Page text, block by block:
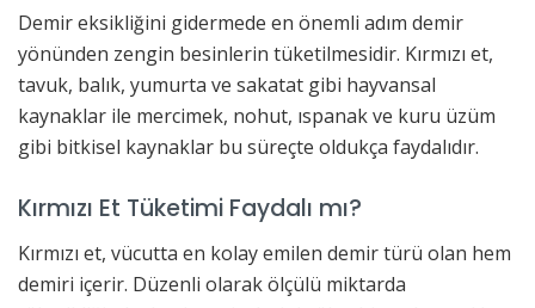
Demir eksikliğini gidermede en önemli adım demir
yönünden zengin besinlerin tüketilmesidir. Kırmızı et,
tavuk, balık, yumurta ve sakatat gibi hayvansal
kaynaklar ile mercimek, nohut, ıspanak ve kuru üzüm
gibi bitkisel kaynaklar bu süreçte oldukça faydalıdır.
Kırmızı Et Tüketimi Faydalı mı?
Kırmızı et, vücutta en kolay emilen demir türü olan hem
demiri içerir. Düzenli olarak ölçülü miktarda